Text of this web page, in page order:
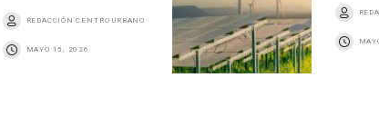
REDACCIÓN CENTRO URBANO
MAYO 15, 2026